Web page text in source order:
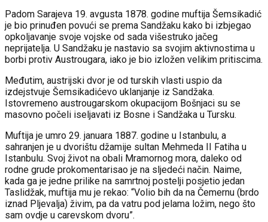
Padom Sarajeva 19. avgusta 1878. godine muftija Šemsikadić
je bio prinuđen povući se prema Sandžaku kako bi izbjegao
opkoljavanje svoje vojske od sada višestruko jačeg
neprijatelja. U Sandžaku je nastavio sa svojim aktivnostima u
borbi protiv Austrougara, iako je bio izložen velikim pritiscima.
Međutim, austrijski dvor je od turskih vlasti uspio da
izdejstvuje Šemsikadićevo uklanjanje iz Sandžaka.
Istovremeno austrougarskom okupacijom Bošnjaci su se
masovno počeli iseljavati iz Bosne i Sandžaka u Tursku.
Muftija je umro 29. januara 1887. godine u Istanbulu, a
sahranjen je u dvorištu džamije sultan Mehmeda II Fatiha u
Istanbulu. Svoj život na obali Mramornog mora, daleko od
rodne grude prokomentarisao je na sljedeći način. Naime,
kada ga je jedne prilike na samrtnoj postelji posjetio jedan
Taslidžak, muftija mu je rekao: “Volio bih da na Čemernu (brdo
iznad Pljevalja) živim, pa da vatru pod jelama ložim, nego što
sam ovdje u carevskom dvoru”.